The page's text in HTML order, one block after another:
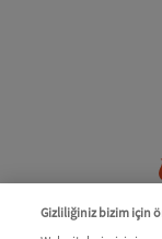
Gizliliğiniz bizim için